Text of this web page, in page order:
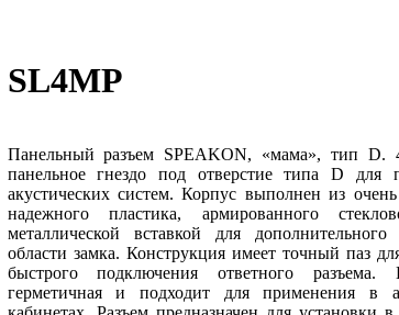
SL4MP
Панельный разъем SPEAKON, «мама», тип D.
панельное гнездо под отверстие типа D для
акустических систем. Корпус выполнен из
надежного пластика, армированного
металлической вставкой для
области замка. Конструкция имеет точный паз
быстрого подключения ответного разъема.
герметичная и подходит для применения в